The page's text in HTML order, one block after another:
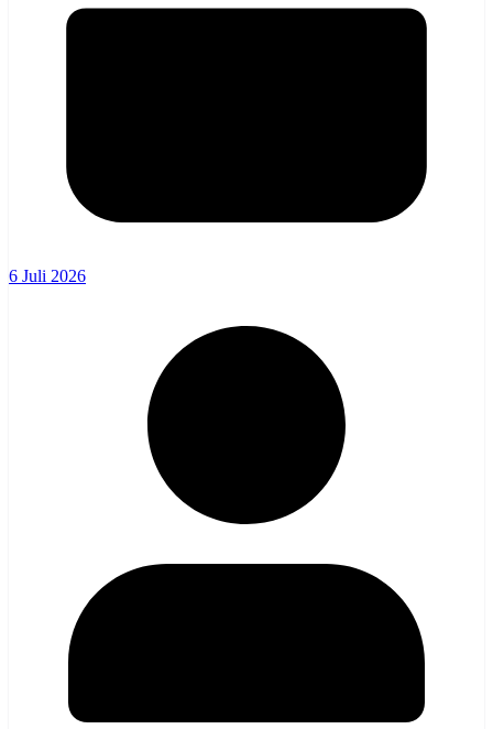
6 Juli 2026